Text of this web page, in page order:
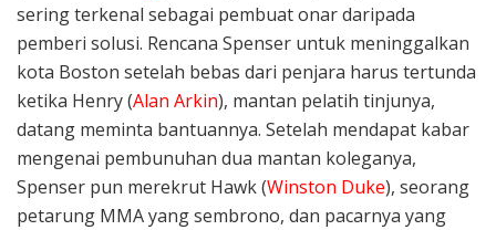
sering terkenal sebagai pembuat onar daripada
pemberi solusi. Rencana Spenser untuk meninggalkan
kota Boston setelah bebas dari penjara harus tertunda
ketika Henry (Alan Arkin), mantan pelatih tinjunya,
datang meminta bantuannya. Setelah mendapat kabar
mengenai pembunuhan dua mantan koleganya,
Spenser pun merekrut Hawk (Winston Duke), seorang
petarung MMA yang sembrono, dan pacarnya yang